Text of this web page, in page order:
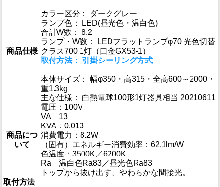
商品仕様
カラー区分： ダークグレー
ランプ色： LED(昼光色・温白色)
合計W数： 8.2
ランプ・W数： LEDフラットランプφ70 光色切替
クラス700 1灯（口金GX53-1）
取付方法： 引掛シーリング方式
本体サイズ： 幅φ350・高315・全高600～2000・
重1.3kg
主な仕様： 白熱電球100形1灯器具相当 20210611
商品につ
いて
電圧：100V
VA：13
KVA：0.013
消費電力：8.2W
（固有）エネルギー消費効率：62.1lm/W
色温度：3500K／6200K
Ra：温白色Ra83／昼光色Ra83
トップから抜け出す、やわらかな間接光。
取付方法